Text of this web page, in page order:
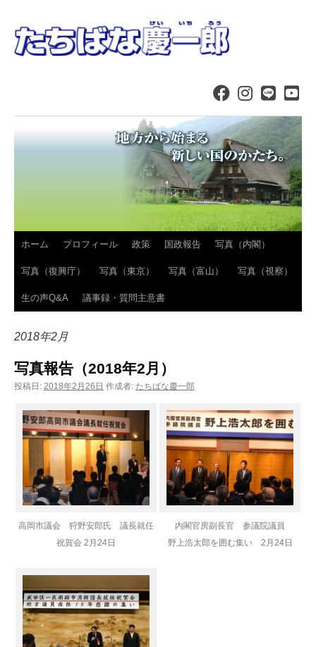
コ
ン
テ
へ
キ
プ
ホーム プロフィール 政策 国政報告 写真（内閣）
写真（復興庁） 写真（東京） 写真（富山） 写真（視察）
生の声Q&A 議事録・質問主意書
2018年2月
写真報告（2018年2月）
投稿日: 2018年2月26日 作成者: たちばな慶一郎
高岡市議会 狩野安郎氏 議長就任
祝賀会 2月24日
内閣官房副長官 参議院議員
野上浩太郎を囲む集い 2月24日